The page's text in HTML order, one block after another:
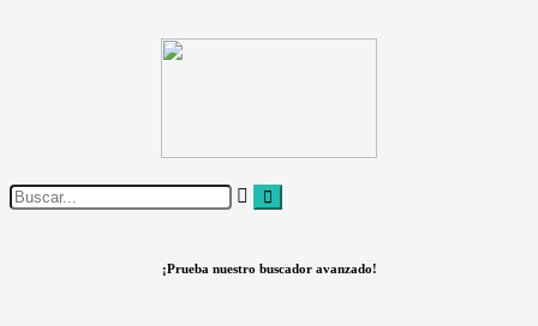
¡Prueba nuestro buscador avanzado!